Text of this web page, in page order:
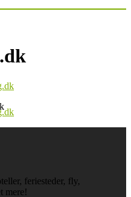
feriesteder, fly,
mere!